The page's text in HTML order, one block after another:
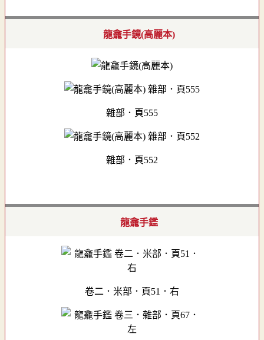
龍龕手鏡(高麗本)
雜部．頁555
雜部．頁552
龍龕手鑑
卷二．米部．頁51．右